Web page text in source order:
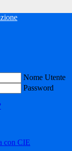
Nome Utente
Password
con CIE